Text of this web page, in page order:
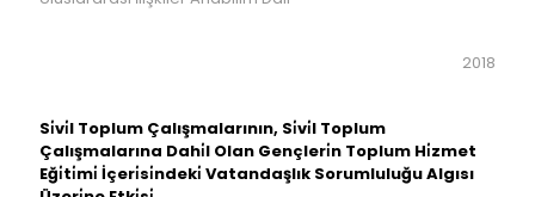
2018
Si̇vi̇l Toplum Çalışmalarının, Si̇vi̇l Toplum
Çalışmalarına Dahi̇l Olan Gençleri̇n Toplum Hi̇zmet
Eği̇ti̇mi̇ İçeri̇si̇ndeki̇ Vatandaşlık Sorumluluğu Algısı